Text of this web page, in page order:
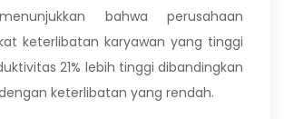
bahwa perusahaan
keterlibatan karyawan yang tinggi
21% lebih tinggi dibandingkan
keterlibatan yang rendah.